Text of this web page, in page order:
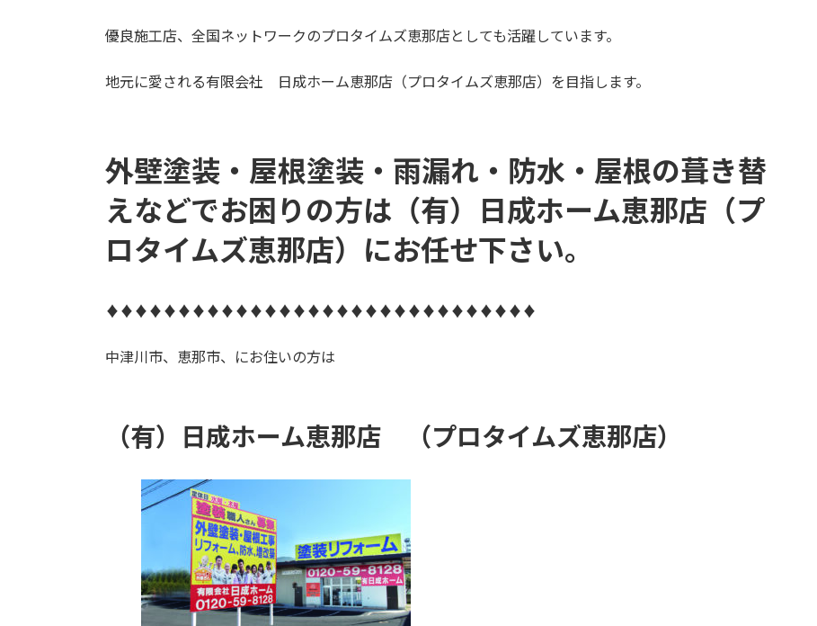
優良施工店、全国ネットワークのプロタイムズ恵那店としても活躍しています。
地元に愛される有限会社 日成ホーム恵那店（プロタイムズ恵那店）を目指します。
外壁塗装・屋根塗装・雨漏れ・防水・屋根の葺き替
えなどでお困りの方は（有）日成ホーム恵那店（プ
ロタイムズ恵那店）にお任せ下さい。
♦♦♦♦♦♦♦♦♦♦♦♦♦♦♦♦♦♦♦♦♦♦♦♦♦♦♦♦♦♦
中津川市、恵那市、にお住いの方は
（有）日成ホーム恵那店 （プロタイムズ恵那店）